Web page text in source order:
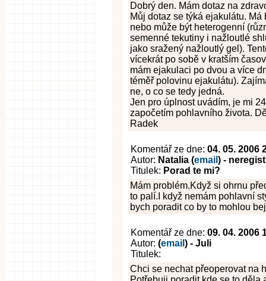
Dobrý den. Mám dotaz na
Můj dotaz se týká ejakulátu.
nebo může být heterogenní
semenné tekutiny i nažloutlé
jako sražený nažloutlý gel).
vícekrát po sobě v kratším
mám ejakulaci po dvou a více
téměř polovinu ejakulátu).
ne, o co se tedy jedná.
Jen pro úplnost uvádím, je mi
započetím pohlavního života.
Radek
Komentář ze dne: 04. 05. 2006
Autor: Natalia (email ) -
Titulek: Porad te mi?
Mám problém.Když si ohrnu
to palí.I když nemám pohlavní
bych poradit co by to mohlou
Komentář ze dne: 09. 04. 2006
Autor: (email ) - Juli
Titulek:
Chci se nechat přeoperovat na